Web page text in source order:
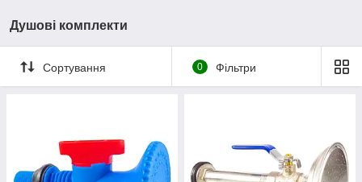
Душові комплекти
Сортування 0 Фільтри